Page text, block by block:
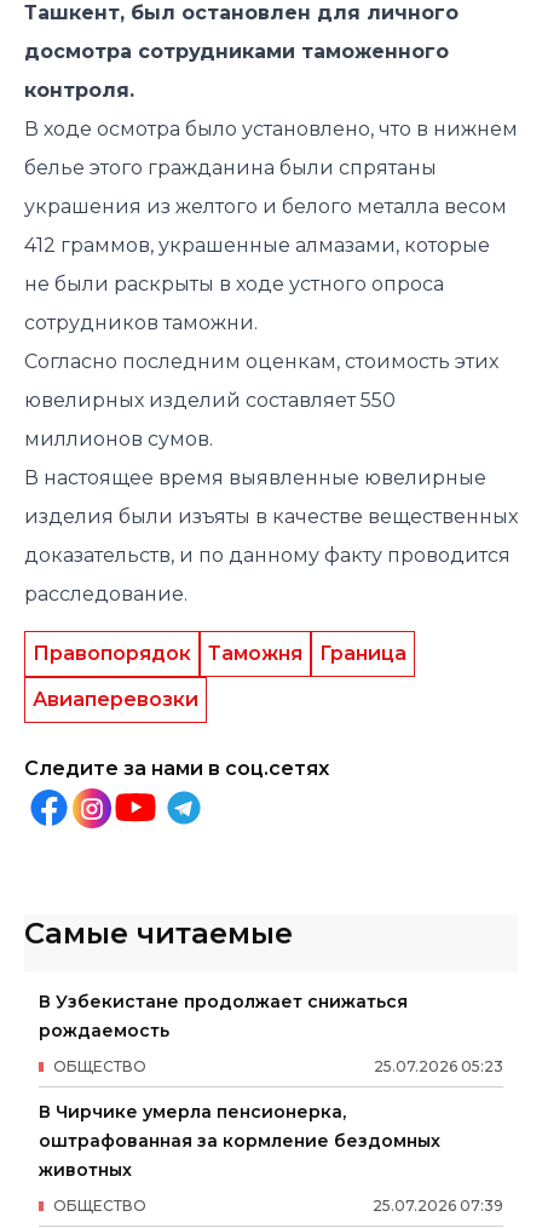
Ташкент, был остановлен для личного
досмотра сотрудниками таможенного
контроля.
В ходе осмотра было установлено, что в нижнем
белье этого гражданина были спрятаны
украшения из желтого и белого металла весом
412 граммов, украшенные алмазами, которые
не были раскрыты в ходе устного опроса
сотрудников таможни.
Согласно последним оценкам, стоимость этих
ювелирных изделий составляет 550
миллионов сумов.
В настоящее время выявленные ювелирные
изделия были изъяты в качестве вещественных
доказательств, и по данному факту проводится
расследование.
Правопорядок Таможня
Граница
Авиаперевозки
Следите за нами в соц.сетях
Самые читаемые
В Узбекистане продолжает снижаться
рождаемость
25.07.2026 05:23
ОБЩЕСТВО
В Чирчике умерла пенсионерка,
оштрафованная за кормление бездомных
животных
25.07.2026 07:39
ОБЩЕСТВО